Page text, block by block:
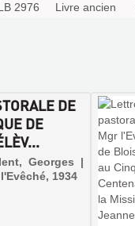
2976 Livre ancien
DE
DE
Georges |
1934